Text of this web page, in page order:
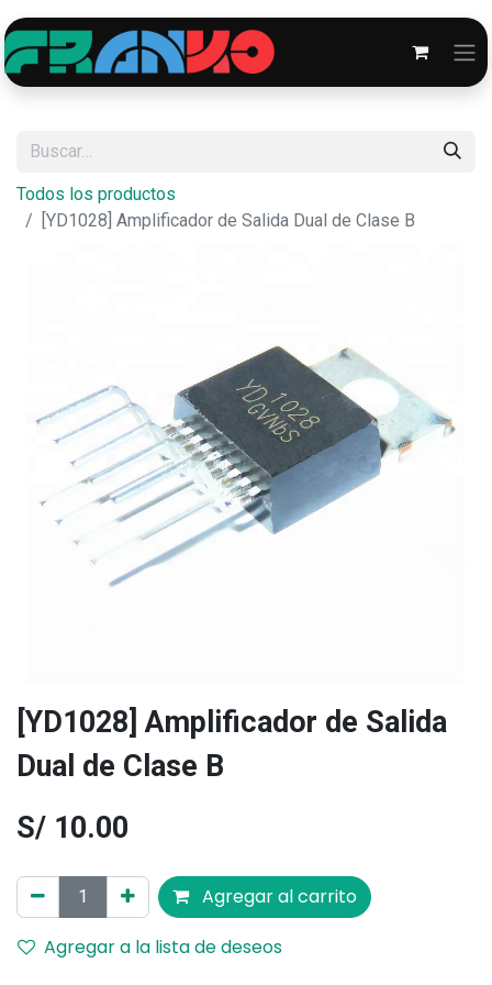
Todos los productos
[YD1028] Amplificador de Salida Dual de Clase B
[YD1028] Amplificador de Salida
Dual de Clase B
S/ 10.00
Agregar al carrito
Agregar a la lista de deseos